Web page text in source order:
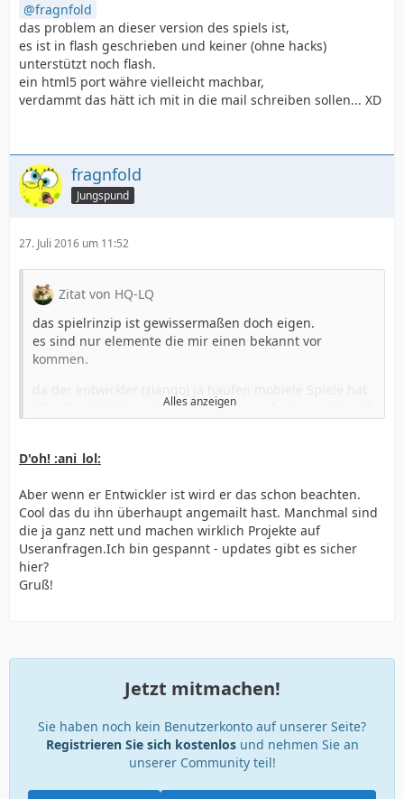
fragnfold
das problem an dieser version des spiels ist,
es ist in flash geschrieben und keiner (ohne hacks)
unterstützt noch flash.
ein html5 port währe vielleicht machbar,
verdammt das hätt ich mit in die mail schreiben sollen... XD
fragnfold
Jungspund
27. Juli 2016 um 11:52
Zitat von HQ-LQ
das spielrinzip ist gewissermaßen doch eigen.
es sind nur elemente die mir einen bekannt vor
kommen.
(die alle nicht in meinem playstore erscheinen... bis auf
mal sehen ob daraus was wird.
fragnfold
das problem an dieser version des spiels ist,
es ist in flash geschrieben und keiner (ohne hacks)
unterstützt noch flash.
ein html5 port währe vielleicht machbar,
verdammt das hätt ich mit in die mail schreiben
Alles anzeigen
D'oh! :ani_lol:
Aber wenn er Entwickler ist wird er das schon beachten.
Cool das du ihn überhaupt angemailt hast. Manchmal sind
die ja ganz nett und machen wirklich Projekte auf
Useranfragen.Ich bin gespannt - updates gibt es sicher
hier?
Gruß!
Jetzt mitmachen!
Sie haben noch kein Benutzerkonto auf unserer Seite?
Registrieren Sie sich kostenlosund nehmen Sie an
unserer Community teil!